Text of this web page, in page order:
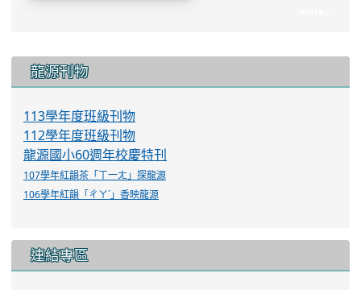
龍源刊物
113學年度班級刊物
112學年度班級刊物
龍源國小60週年校慶特刊
107學年紅韻茶「ㄒ一ㄤ」探龍源
106學年紅韻「ㄔㄚˊ」香映龍源
連結專區